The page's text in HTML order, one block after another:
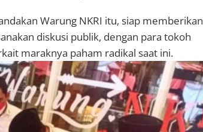
Warung NKRI itu, siap memberikan
diskusi publik, dengan para tokoh
maraknya paham radikal saat ini.